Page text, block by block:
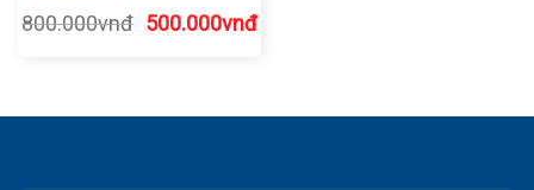
800.000vnđ Giá
500.000vnđGiá